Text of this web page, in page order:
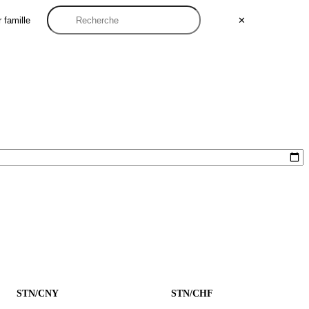
✕
famille
STN/CNY STN/CHF